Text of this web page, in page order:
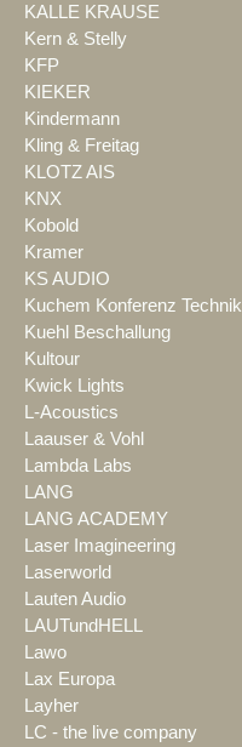
KALLE KRAUSE
Kern & Stelly
KFP
KIEKER
Kindermann
Kling & Freitag
KLOTZ AIS
KNX
Kobold
Kramer
KS AUDIO
Kuchem Konferenz Technik
Kuehl Beschallung
Kultour
Kwick Lights
L-Acoustics
Laauser & Vohl
Lambda Labs
LANG
LANG ACADEMY
Laser Imagineering
Laserworld
Lauten Audio
LAUTundHELL
Lawo
Lax Europa
Layher
LC - the live company